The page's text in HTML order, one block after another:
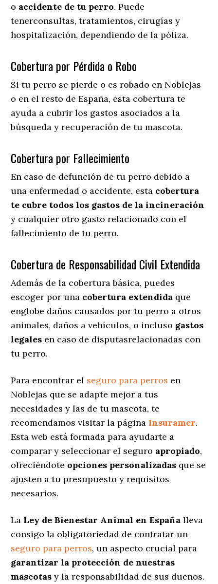
o accidente de tu perro. Puede
tenerconsultas, tratamientos, cirugías y
hospitalización, dependiendo de la póliza.
Cobertura por Pérdida o Robo
Si tu perro se pierde o es robado en Noblejas
o en el resto de España, esta cobertura te
ayuda a cubrir los gastos asociados a la
búsqueda y recuperación de tu mascota.
Cobertura por Fallecimiento
En caso de defunción de tu perro debido a
una enfermedad o accidente, esta cobertura
te cubre todos los gastos de la incineración
y cualquier otro gasto relacionado con el
fallecimiento de tu perro.
Cobertura de Responsabilidad Civil Extendida
Además de la cobertura básica, puedes
escoger por una cobertura extendida que
englobe daños causados por tu perro a otros
animales, daños a vehículos, o incluso gastos
legales en caso de disputasrelacionadas con
tu perro.
Para encontrar el seguro para perros en
Noblejas que se adapte mejor a tus
necesidades y las de tu mascota, te
recomendamos visitar la página Insuramer.
Esta web está formada para ayudarte a
comparar y seleccionar el seguro apropiado,
ofreciéndote opciones personalizadas que se
ajusten a tu presupuesto y requisitos
necesarios.
La Ley de Bienestar Animal en España lleva
consigo la obligatoriedad de contratar un
seguro para perros, un aspecto crucial para
garantizar la protección de nuestras
mascotas y la responsabilidad de sus dueños.